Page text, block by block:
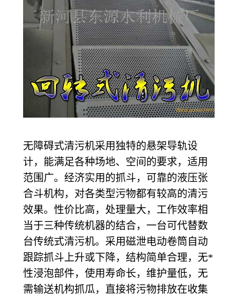
无障碍式清污机采用独特的悬架导轨设
计，能满足各种场地、空间的要求，适用
范围广。经济实用的抓斗，可靠的液压张
合斗机构，对各类型污物都有较高的清污
效果。性价比高，处理量大，工作效率相
当于三种传统机器的结合，一台可代替数
台传统式清污机。采用磁泄电动卷筒自动
跟踪抓斗上升或下降，结构简单合理，无*
性浸泡部件，使用寿命长，维护量低，无
需输送机构抓瓜，直接将污物排放在收集